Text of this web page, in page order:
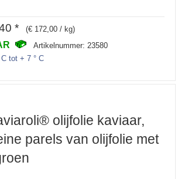
* (€ 172,00 / kg)
Artikelnummer: 23580
tot + 7 ° C
olijfolie kaviaar,
parels van olijfolie met